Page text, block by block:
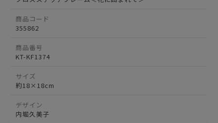
商品コード
355862
商品番号
KT-KF1374
サイズ
約18×18cm
デザイン
内堀久美子